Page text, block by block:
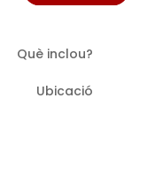
Què inclou?
Ubicació